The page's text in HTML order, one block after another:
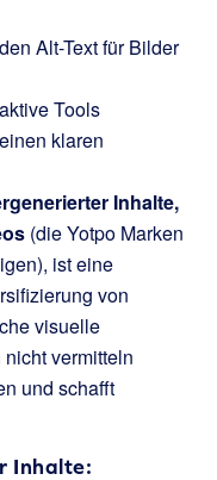
Alt-Text für Bilder
Tools
klaren
Inhalte,
(die Yotpo Marken
ist eine
von
visuelle
vermitteln
und schafft
Inhalte: